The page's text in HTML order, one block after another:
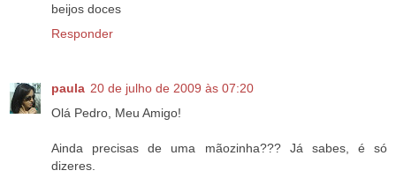
beijos doces
Responder
paula 20 de julho de 2009 às 07:20
Olá Pedro, Meu Amigo!
Ainda precisas de uma mãozinha??? Já sabes, é só
dizeres.